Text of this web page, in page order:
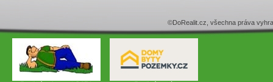
©DoRealit.cz, všechna práva